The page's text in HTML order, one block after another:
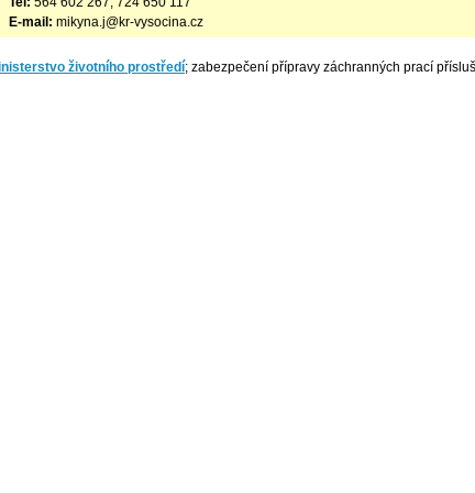
E-mail: mikyna.j@kr-vysocina.cz
životního prostředí; zabezpečení přípravy záchranných prací